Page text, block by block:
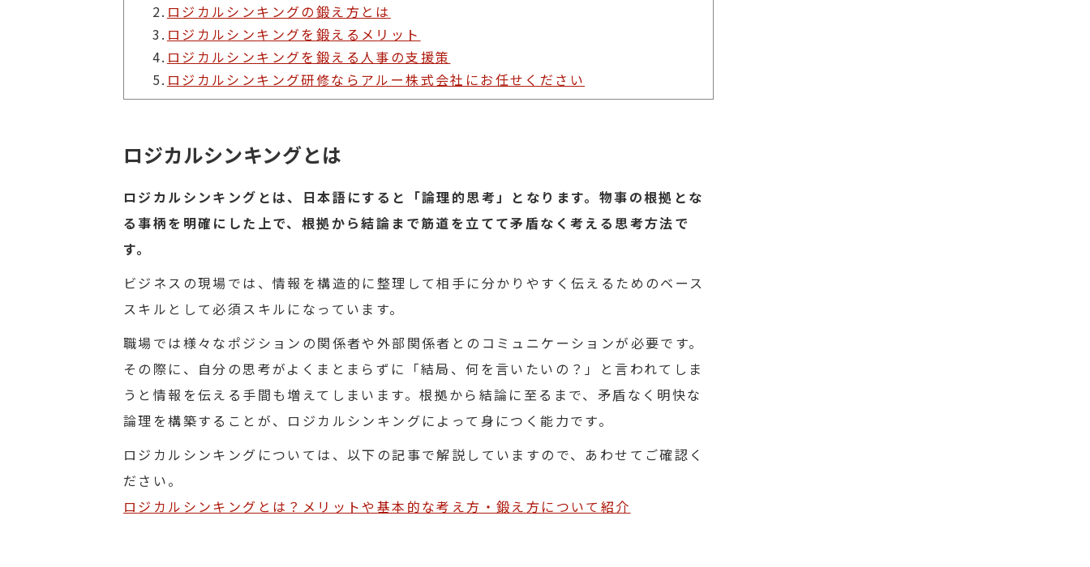
2. ロジカルシンキングの鍛え方とは
3. ロジカルシンキングを鍛えるメリット
4. ロジカルシンキングを鍛える人事の支援策
5. ロジカルシンキング研修ならアルー株式会社にお任せください
ロジカルシンキングとは
ロジカルシンキングとは、日本語にすると「論理的思考」となります。物事の根拠とな
る事柄を明確にした上で、根拠から結論まで筋道を立てて矛盾なく考える思考方法で
す。
ビジネスの現場では、情報を構造的に整理して相手に分かりやすく伝えるためのベース
スキルとして必須スキルになっています。
職場では様々なポジションの関係者や外部関係者とのコミュニケーションが必要です。
その際に、自分の思考がよくまとまらずに「結局、何を言いたいの？」と言われてしま
うと情報を伝える手間も増えてしまいます。根拠から結論に至るまで、矛盾なく明快な
論理を構築することが、ロジカルシンキングによって身につく能力です。
ロジカルシンキングについては、以下の記事で解説していますので、あわせてご確認く
ださい。
ロジカルシンキングとは？メリットや基本的な考え方・鍛え方について紹介